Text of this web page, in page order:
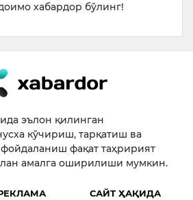
хабардор бўлинг!
эълон қилинган
кўчириш, тарқатиш ва
фақат таҳририят
амалга оширилиши мумкин.
САЙТ ҲАҚИДА